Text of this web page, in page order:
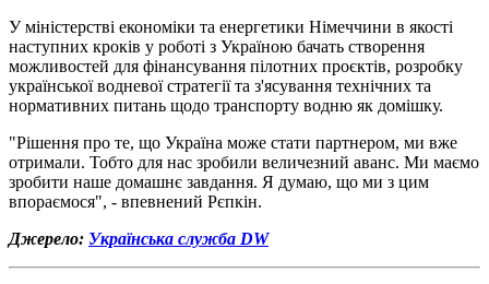
У міністерстві економіки та енергетики Німеччини в якості
наступних кроків у роботі з Україною бачать створення
можливостей для фінансування пілотних проєктів, розробку
української водневої стратегії та з'ясування технічних та
нормативних питань щодо транспорту водню як домішку.
"Рішення про те, що Україна може стати партнером, ми вже
отримали. Тобто для нас зробили величезний аванс. Ми маємо
зробити наше домашнє завдання. Я думаю, що ми з цим
впораємося", - впевнений Рєпкін.
Джерело: Українська служба DW